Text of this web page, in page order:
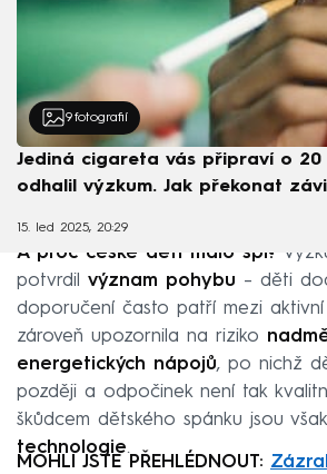
9 fotografií
Jediná cigareta vás připraví o 20
odhalil výzkum. Jak překonat
15. led 2025, 20:29
A proč české děti málo spí?
potvrdil význam pohybu – děti
doporučení často patří mezi
zároveň upozornila na riziko
energetických nápojů, po nichž
později a odpočinek není tak
škůdcem dětského spánku jsou však
technologie.
MOHLI JSTE PŘEHLÉDNOUT: